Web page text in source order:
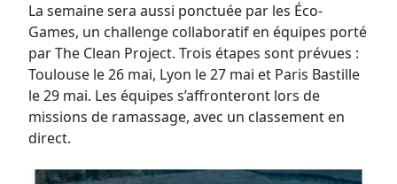
La semaine sera aussi ponctuée par les Éco-
Games, un challenge collaboratif en équipes porté
par The Clean Project. Trois étapes sont prévues :
Toulouse le 26 mai, Lyon le 27 mai et Paris Bastille
le 29 mai. Les équipes s’affronteront lors de
missions de ramassage, avec un classement en
direct.